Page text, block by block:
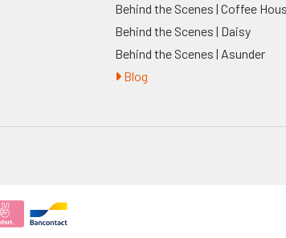
Behind the Scenes | Coffee
Behind the Scenes | Daisy
Behind the Scenes | Asunder
Blog